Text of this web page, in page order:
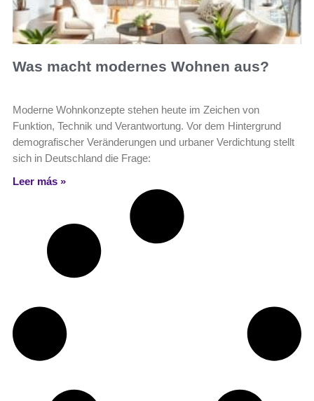
Was macht modernes Wohnen aus?
Moderne Wohnkonzepte stehen heute im Zeichen von
Funktion, Technik und Verantwortung. Vor dem Hintergrund
demografischer Veränderungen und urbaner Verdichtung stellt
sich in Deutschland die Frage:
Leer más »